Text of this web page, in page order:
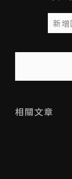
相關文章